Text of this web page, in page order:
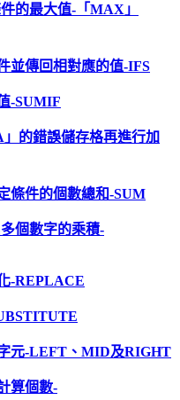
的最大值-「MAX」
並傳回相對應的值-IFS
-SUMIF
」的錯誤儲存格再進行加
條件的個數總和-SUM
個數字的乘積-
-REPLACE
元-LEFT、MID及RIGHT
算個數-